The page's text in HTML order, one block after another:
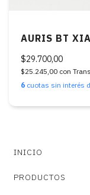
AURIS BT
$29.700,00
$25.245,00 con
6 cuotas sin interés
INICIO
PRODUCTOS